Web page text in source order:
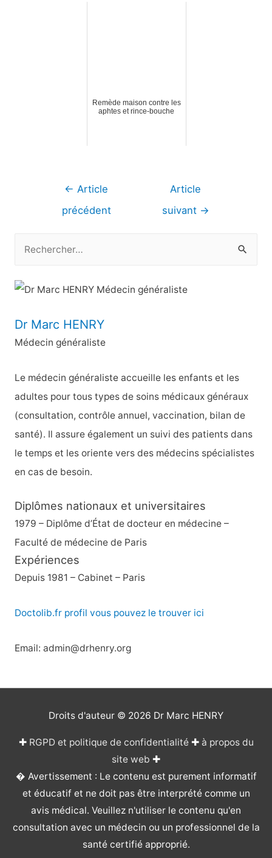
Remède maison contre les
aphtes et rince-bouche
Navigation
← Article
précédent
Article
suivant →
c
e
r
h
e
r
:
Dr Marc HENRY
Médecin généraliste
Le médecin généraliste accueille les enfants et les
adultes pour tous types de soins médicaux généraux
(consultation, contrôle annuel, vaccination, bilan de
santé). Il assure également un suivi des patients dans
le temps et les oriente vers des médecins spécialistes
en cas de besoin.
Diplômes nationaux et universitaires
1979 – Diplôme d’État de docteur en médecine –
Faculté de médecine de Paris
Expériences
Depuis 1981 – Cabinet – Paris
Doctolib.fr profil vous pouvez le trouver ici
Email: admin@drhenry.org
Droits d'auteur © 2026 Dr Marc HENRY
✚ RGPD et politique de confidentialité✚ à propos du
site web ✚
� Avertissement : Le contenu est purement informatif
et éducatif et ne doit pas être interprété comme un
avis médical. Veuillez n'utiliser le contenu qu'en
consultation avec un médecin ou un professionnel de la
santé certifié approprié.